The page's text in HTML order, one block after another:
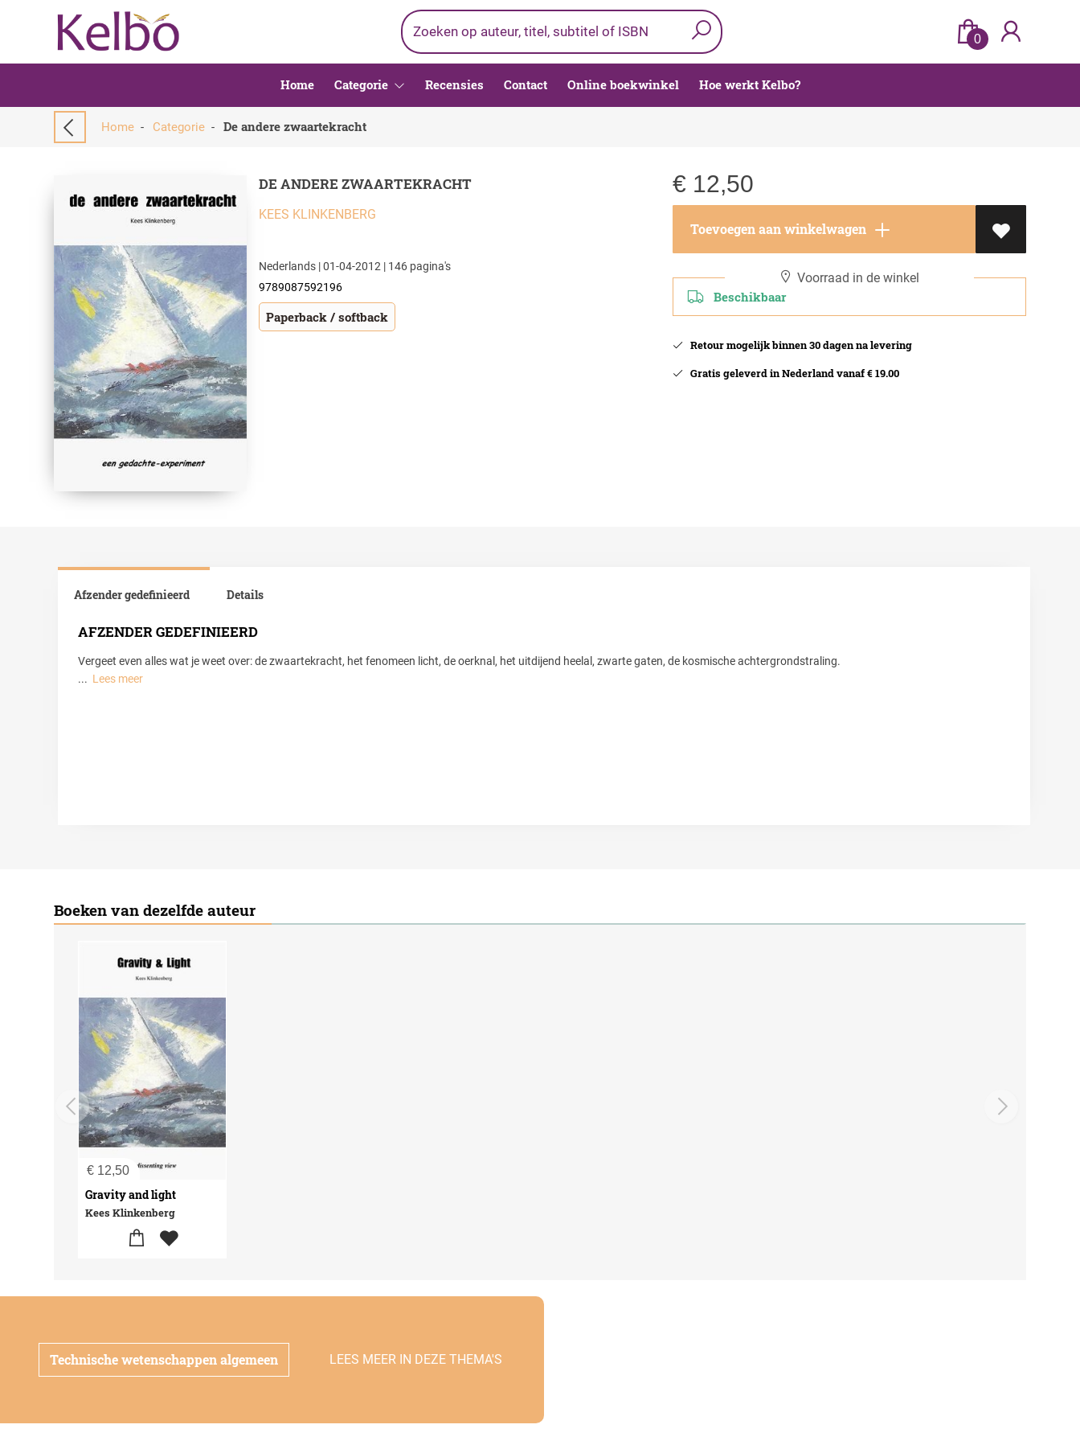
0
Home Categorie Recensies Contact Online boekwinkel Hoe werkt Kelbo?
Home - Categorie - De andere zwaartekracht
DE ANDERE ZWAARTEKRACHT
KEES KLINKENBERG
Nederlands | 01-04-2012 | 146 pagina's
9789087592196
Paperback / softback
€ 12,50
Toevoegen aan winkelwagen
Voorraad in de winkel
Beschikbaar
Retour mogelijk binnen 30 dagen na levering
Gratis geleverd in Nederland vanaf € 19.00
Afzender gedefinieerd
AFZENDER GEDEFINIEERD
Vergeet even alles wat je weet over: de zwaartekracht, het fenomeen licht, de oerknal, het uitdijend heelal, zwarte gaten, de kosmische achtergrondstraling.
... Lees meer
Details
Boeken van dezelfde auteur
€ 12,50
Gravity and light
Kees Klinkenberg
Technische wetenschappen algemeen LEES MEER IN DEZE THEMA'S